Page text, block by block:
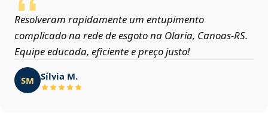
Resolveram rapidamente um entupimento
complicado na rede de esgoto na Olaria, Canoas‑RS.
Equipe educada, eficiente e preço justo!
SM Sílvia M.